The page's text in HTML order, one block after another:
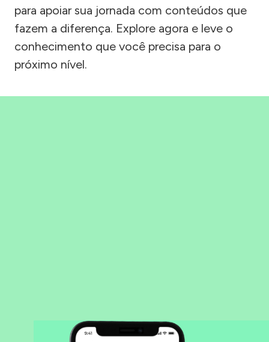
para apoiar sua jornada com conteúdos que
fazem a diferença. Explore agora e leve o
conhecimento que você precisa para o
próximo nível.